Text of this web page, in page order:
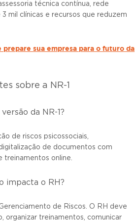
técnica contínua, rede
mil clínicas e recursos que reduzem
prepare sua empresa para o futuro da
sobre a NR-1
da NR-1?
de riscos psicossociais,
de documentos com
treinamentos online.
impacta o RH?
de Riscos. O RH deve
organizar treinamentos, comunicar